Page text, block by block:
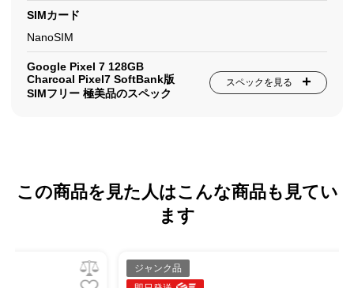
SIMカード
NanoSIM
Google Pixel 7 128GB
Charcoal Pixel7 SoftBank版
SIMフリー 極美品のスペック
スペックを見る
この商品を見た人はこんな商品も見てい
ます